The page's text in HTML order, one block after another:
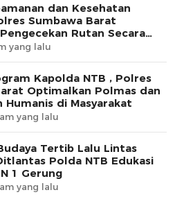
dan Kesehatan
Sumbawa Barat
Rutan Secara
yang lalu
Kapolda NTB , Polres
Optimalkan Polmas dan
Humanis di Masyarakat
yang lalu
Tertib Lalu Lintas
Polda NTB Edukasi
1 Gerung
yang lalu